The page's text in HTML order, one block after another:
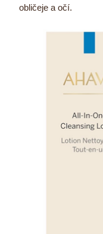
obličeje a očí.